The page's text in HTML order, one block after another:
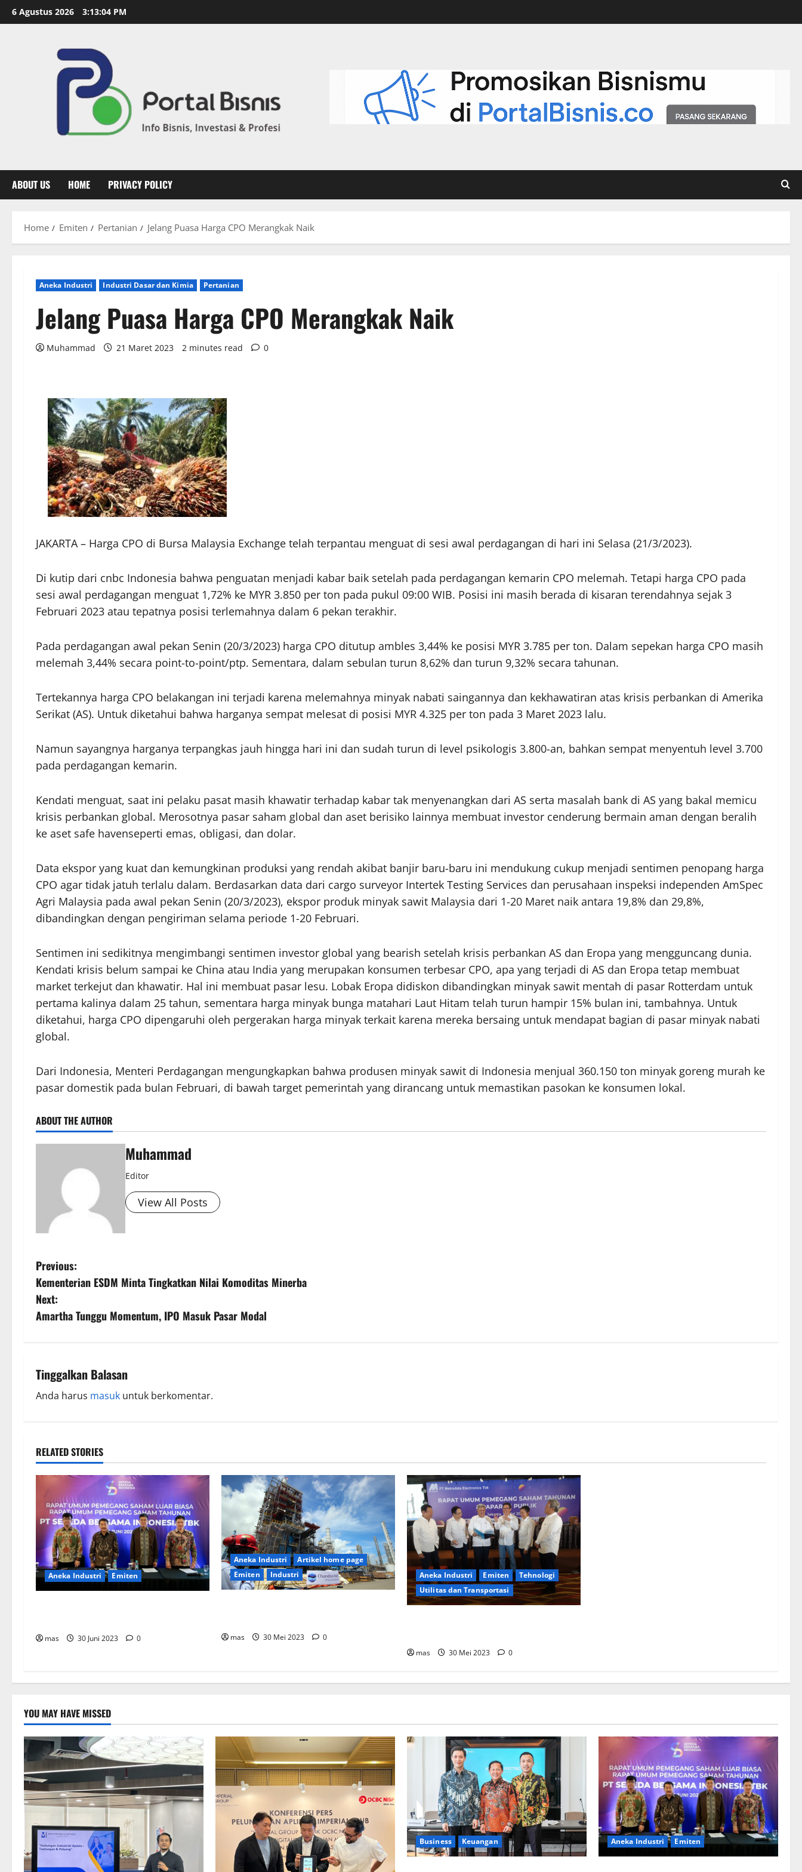
6 Agustus 2026 3:13:05 PM
ABOUT US HOME PRIVACY POLICY
Home Emiten Pertanian Jelang Puasa Harga CPO Merangkak Naik
Aneka Industri Industri Dasar dan Kimia Pertanian
Jelang Puasa Harga CPO Merangkak Naik
Muhammad 21 Maret 2023 2 minutes read 0
JAKARTA – Harga CPO di Bursa Malaysia Exchange telah terpantau menguat di sesi awal perdagangan di hari ini Selasa (21/3/2023).
Di kutip dari cnbc Indonesia bahwa penguatan menjadi kabar baik setelah pada perdagangan kemarin CPO melemah. Tetapi harga CPO pada
sesi awal perdagangan menguat 1,72% ke MYR 3.850 per ton pada pukul 09:00 WIB. Posisi ini masih berada di kisaran terendahnya sejak 3
Februari 2023 atau tepatnya posisi terlemahnya dalam 6 pekan terakhir.
Pada perdagangan awal pekan Senin (20/3/2023) harga CPO ditutup ambles 3,44% ke posisi MYR 3.785 per ton. Dalam sepekan harga CPO masih
melemah 3,44% secara point-to-point/ptp. Sementara, dalam sebulan turun 8,62% dan turun 9,32% secara tahunan.
Tertekannya harga CPO belakangan ini terjadi karena melemahnya minyak nabati saingannya dan kekhawatiran atas krisis perbankan di Amerika
Serikat (AS). Untuk diketahui bahwa harganya sempat melesat di posisi MYR 4.325 per ton pada 3 Maret 2023 lalu.
Namun sayangnya harganya terpangkas jauh hingga hari ini dan sudah turun di level psikologis 3.800-an, bahkan sempat menyentuh level 3.700
pada perdagangan kemarin.
Kendati menguat, saat ini pelaku pasat masih khawatir terhadap kabar tak menyenangkan dari AS serta masalah bank di AS yang bakal memicu
krisis perbankan global. Merosotnya pasar saham global dan aset berisiko lainnya membuat investor cenderung bermain aman dengan beralih
ke aset safe havenseperti emas, obligasi, dan dolar.
Data ekspor yang kuat dan kemungkinan produksi yang rendah akibat banjir baru-baru ini mendukung cukup menjadi sentimen penopang harga
CPO agar tidak jatuh terlalu dalam. Berdasarkan data dari cargo surveyor Intertek Testing Services dan perusahaan inspeksi independen AmSpec
Agri Malaysia pada awal pekan Senin (20/3/2023), ekspor produk minyak sawit Malaysia dari 1-20 Maret naik antara 19,8% dan 29,8%,
dibandingkan dengan pengiriman selama periode 1-20 Februari.
Sentimen ini sedikitnya mengimbangi sentimen investor global yang bearish setelah krisis perbankan AS dan Eropa yang mengguncang dunia.
Kendati krisis belum sampai ke China atau India yang merupakan konsumen terbesar CPO, apa yang terjadi di AS dan Eropa tetap membuat
market terkejut dan khawatir. Hal ini membuat pasar lesu. Lobak Eropa didiskon dibandingkan minyak sawit mentah di pasar Rotterdam untuk
pertama kalinya dalam 25 tahun, sementara harga minyak bunga matahari Laut Hitam telah turun hampir 15% bulan ini, tambahnya. Untuk
diketahui, harga CPO dipengaruhi oleh pergerakan harga minyak terkait karena mereka bersaing untuk mendapat bagian di pasar minyak nabati
global.
Dari Indonesia, Menteri Perdagangan mengungkapkan bahwa produsen minyak sawit di Indonesia menjual 360.150 ton minyak goreng murah ke
pasar domestik pada bulan Februari, di bawah target pemerintah yang dirancang untuk memastikan pasokan ke konsumen lokal.
ABOUT THE AUTHOR
Muhammad
Editor
View All Posts
Previous:
Kementerian ESDM Minta Tingkatkan Nilai Komoditas Minerba
Next:
Amartha Tunggu Momentum, IPO Masuk Pasar Modal
Tinggalkan Balasan
Anda harus masuk untuk berkomentar.
RELATED STORIES
Aneka Industri Emiten
mas 30 Juni 2023 0
Aneka Industri
Artikel home page
Emiten
Industri
mas 30 Mei 2023 0
Aneka Industri Emiten
Tehnologi
Utilitas dan Transportasi
mas 30 Mei 2023 0
YOU MAY HAVE MISSED
Business Keuangan Aneka Industri Emiten